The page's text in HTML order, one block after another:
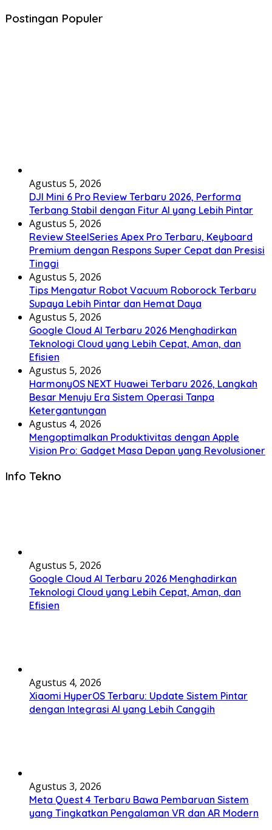
Postingan Populer
Agustus 5, 2026
DJI Mini 6 Pro Review Terbaru 2026, Performa
Terbang Stabil dengan Fitur AI yang Lebih Pintar
Agustus 5, 2026
Review SteelSeries Apex Pro Terbaru, Keyboard
Premium dengan Respons Super Cepat dan Presisi
Tinggi
Agustus 5, 2026
Tips Mengatur Robot Vacuum Roborock Terbaru
Supaya Lebih Pintar dan Hemat Daya
Agustus 5, 2026
Google Cloud AI Terbaru 2026 Menghadirkan
Teknologi Cloud yang Lebih Cepat, Aman, dan
Efisien
Agustus 5, 2026
HarmonyOS NEXT Huawei Terbaru 2026, Langkah
Besar Menuju Era Sistem Operasi Tanpa
Ketergantungan
Agustus 4, 2026
Mengoptimalkan Produktivitas dengan Apple
Vision Pro: Gadget Masa Depan yang Revolusioner
Info Tekno
Agustus 5, 2026
Google Cloud AI Terbaru 2026 Menghadirkan
Teknologi Cloud yang Lebih Cepat, Aman, dan
Efisien
Agustus 4, 2026
Xiaomi HyperOS Terbaru: Update Sistem Pintar
dengan Integrasi AI yang Lebih Canggih
Agustus 3, 2026
Meta Quest 4 Terbaru Bawa Pembaruan Sistem
yang Tingkatkan Pengalaman VR dan AR Modern